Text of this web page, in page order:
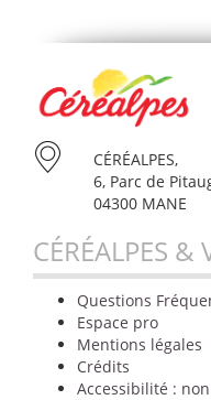
CÉRÉALPES,
6, Parc de
04300 MANE
CÉRÉALPES &
Questions
Espace pro
Mentions légales
Crédits
Accessibilité :